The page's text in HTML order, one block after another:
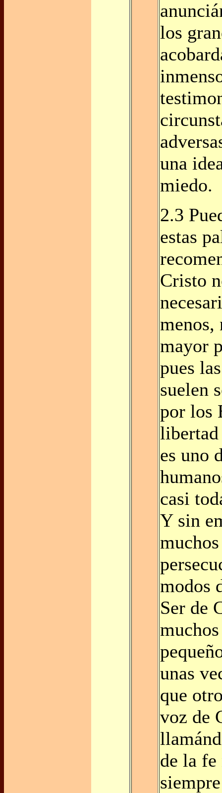
los
una
miedo.
2.3
estas
Cristo
menos,
mayor
pues
suelen
por los
es uno
casi
Y sin
modos
Ser de
unas
que
voz de
de la fe